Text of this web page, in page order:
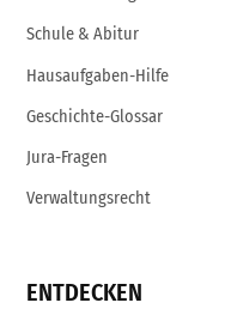
Schule & Abitur
Hausaufgaben-Hilfe
Geschichte-Glossar
Jura-Fragen
Verwaltungsrecht
ENTDECKEN